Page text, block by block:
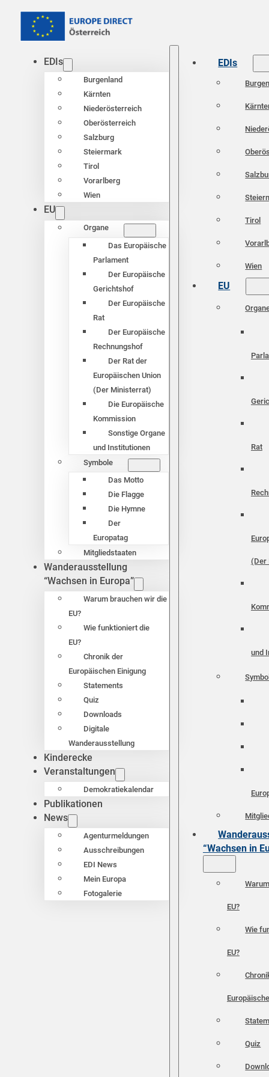
EDIs
Burgenland
Kärnten
Niederösterreich
Oberösterreich
Salzburg
Steiermark
Tirol
Vorarlberg
Wien
EU
Organe
Das Europäische
Parlament
Der Europäische
Gerichtshof
Der Europäische
Rat
Der Europäische
Rechnungshof
Der Rat der
Europäischen Union
(Der Ministerrat)
Die Europäische
Kommission
Sonstige Organe
und Institutionen
Symbole
Das Motto
Die Flagge
Die Hymne
Der
Europatag
Mitgliedstaaten
Wanderausstellung
“Wachsen in Europa”
Warum brauchen wir die
EU?
Wie funktioniert die
EU?
Chronik der
Europäischen Einigung
Statements
Quiz
Downloads
Digitale
Wanderausstellung
Kinderecke
Veranstaltungen
Demokratiekalendar
Publikationen
News
Agenturmeldungen
Ausschreibungen
EDI News
Mein Europa
Fotogalerie
EDIs
Tirol
Wien
EU
Rat
(Der
und
“Wachsen in
EU?
Wie
EU?
Quiz